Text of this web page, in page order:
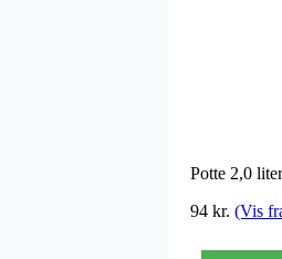
Potte 2,0
94 kr. (Vis